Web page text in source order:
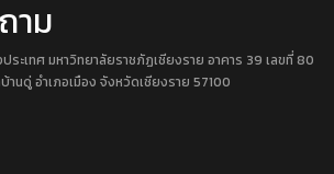
าม
ระเทศ มหาวิทยาลัยราชภัฏเชียงราย อาคาร 39 เลขที่ 80
นดู่ อำเภอเมือง จังหวัดเชียงราย 57100